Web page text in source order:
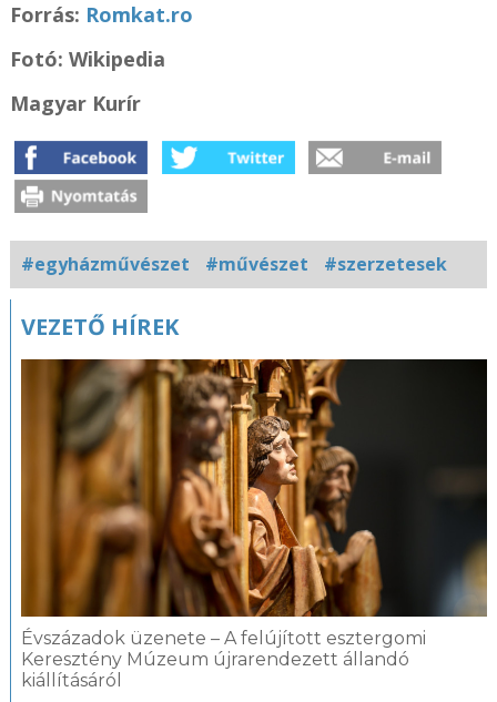
Forrás: Romkat.ro
Fotó: Wikipedia
Magyar Kurír
#egyházművészet #művészet #szerzetesek
Kapcsolódó
VEZETŐ HÍREK
Évszázadok üzenete – A felújított esztergomi
Keresztény Múzeum újrarendezett állandó
kiállításáról